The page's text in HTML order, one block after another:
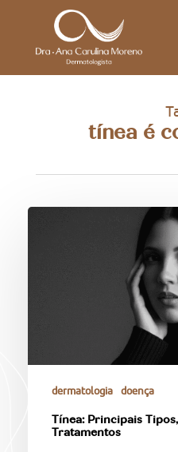
tínea é
dermatologia doença
Tínea: Principais
Tratamentos